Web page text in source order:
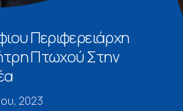
Περιφερειάρχη
Πτωχού Στην
2023